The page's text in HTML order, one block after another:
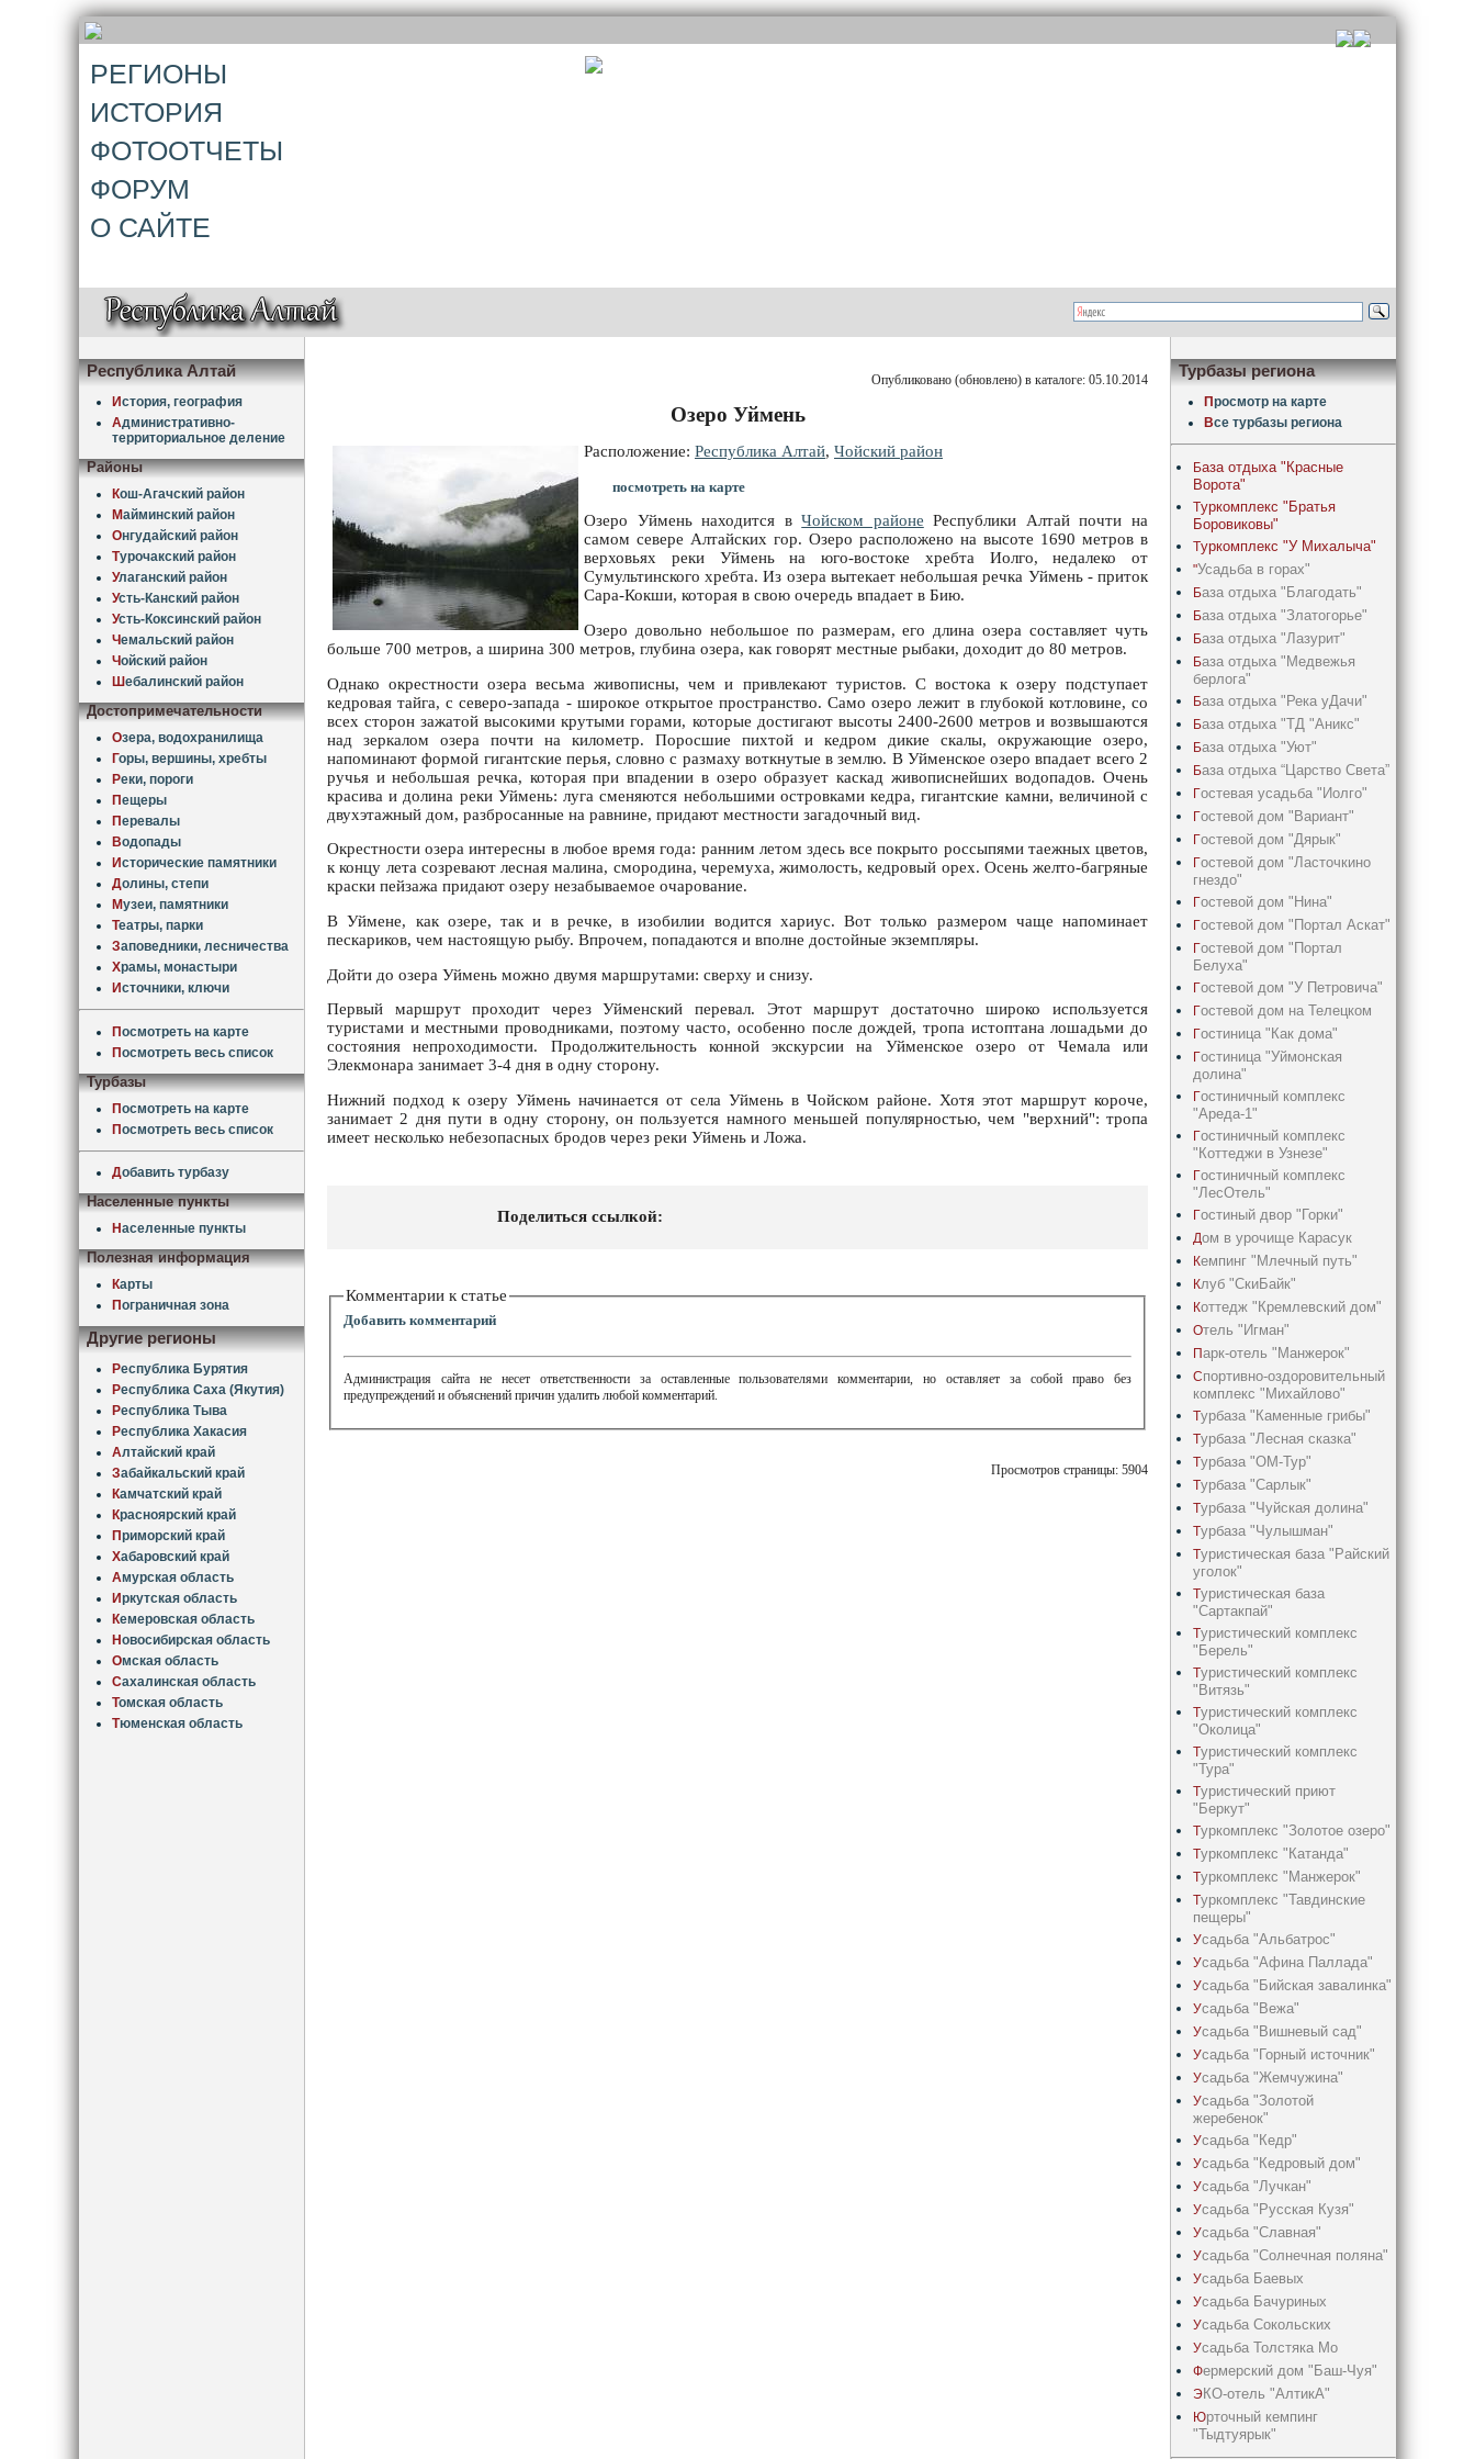
РЕГИОНЫ
ИСТОРИЯ
ФОТООТЧЕТЫ
ФОРУМ
О САЙТЕ
Республика Алтай
История, география
Административно-
территориальное деление
Районы
Кош-Агачский район
Майминский район
Онгудайский район
Турочакский район
Улаганский район
Усть-Канский район
Усть-Коксинский район
Чемальский район
Чойский район
Шебалинский район
Достопримечательности
Озера, водохранилища
Горы, вершины, хребты
Реки, пороги
Пещеры
Перевалы
Водопады
Исторические памятники
Долины, степи
Музеи, памятники
Театры, парки
Заповедники, лесничества
Храмы, монастыри
Источники, ключи
Посмотреть на карте
Посмотреть весь список
Турбазы
Посмотреть на карте
Посмотреть весь список
Добавить турбазу
Населенные пункты
Населенные пункты
Полезная информация
Карты
Пограничная зона
Другие регионы
Республика Бурятия
Республика Саха (Якутия)
Республика Тыва
Республика Хакасия
Алтайский край
Забайкальский край
Камчатский край
Красноярский край
Приморский край
Хабаровский край
Амурская область
Иркутская область
Кемеровская область
Новосибирская область
Омская область
Сахалинская область
Томская область
Тюменская область
Опубликовано (обновлено) в каталоге: 05.10.2014
Озеро Уймень
Расположение: Республика Алтай, Чойский район
посмотреть на карте
Озеро Уймень находится вЧойском районе Республики Алтай почти на
самом севере Алтайских гор. Озеро расположено на высоте 1690 метров в
верховьяx реки Уймень на юго-востоке хребта Иолго, недалеко от
Сумультинского хребта. Из озера вытекает небольшая речка Уймень - приток
Сара-Кокши, которая в свою очередь впадает в Бию.
Озеро довольно небольшое по размерам, его длина озера составляет чуть
больше 700 метров, а ширина 300 метров, глубина озера, как говорят местные рыбаки, доходит до 80 метров.
Однако окрестности озера весьма живописны, чем и привлекают туристов. С востока к озеру подступает
кедровая тайга, с северо-запада - широкое открытое пространство. Само озеро лежит в глубокой котловине, со
всех сторон зажатой высокими крутыми горами, которые достигают высоты 2400-2600 метров и возвышаются
над зеркалом озера почти на километр. Поросшие пихтой и кедром дикие скалы, окружающие озеро,
напоминают формой гигантские перья, словно с размаху воткнутые в землю. В Уйменское озеро впадает всего 2
ручья и небольшая речка, которая при впадении в озеро образует каскад живописнейших водопадов. Очень
красива и долина реки Уймень: луга сменяются небольшими островками кедра, гигантские камни, величиной с
двухэтажный дом, разбросанные на равнине, придают местности загадочный вид.
Окрестности озера интересны в любое время года: ранним летом здесь все покрыто россыпями таежных цветов,
к концу лета созревают лесная малина, смородина, черемуха, жимолость, кедровый орех. Осень желто-багряные
краски пейзажа придают озеру незабываемое очарование.
В Уймене, как озере, так и в речке, в изобилии водится хариус. Вот только размером чаще напоминает
пескариков, чем настоящую рыбу. Впрочем, попадаются и вполне достойные экземпляры.
Дойти до озера Уймень можно двумя маршрутами: сверху и снизу.
Первый маршрут проходит через Уйменский перевал. Этот маршрут достаточно широко используется
туристами и местными проводниками, поэтому часто, особенно после дождей, тропа истоптана лошадьми до
состояния непроходимости. Продолжительность конной экскурсии на Уйменское озеро от Чемала или
Элекмонара занимает 3-4 дня в одну сторону.
Нижний подход к озеру Уймень начинается от села Уймень в Чойском районе. Хотя этот маршрут короче,
занимает 2 дня пути в одну сторону, он пользуется намного меньшей популярностью, чем "верхний": тропа
имеет несколько небезопасных бродов через реки Уймень и Ложа.
Поделиться ссылкой:
Комментарии к статье
Добавить комментарий
Администрация сайта не несет ответственности за оставленные пользователями комментарии, но оставляет за собой право без
предупреждений и объяснений причин удалить любой комментарий.
Просмотров страницы: 5904
Турбазы региона
Просмотр на карте
Все турбазы региона
База отдыха "Красные
Ворота"
Туркомплекс "Братья
Боровиковы"
Туркомплекс "У Михалыча"
"Усадьба в горах"
База отдыха "Благодать"
База отдыха "Златогорье"
База отдыха "Лазурит"
База отдыха "Медвежья
берлога"
База отдыха "Река уДачи"
База отдыха "ТД "Аникс"
База отдыха "Уют"
База отдыха “Царство Света”
Гостевая усадьба "Иолго"
Гостевой дом "Вариант"
Гостевой дом "Дярык"
Гостевой дом "Ласточкино
гнездо"
Гостевой дом "Нина"
Гостевой дом "Портал Аскат"
Гостевой дом "Портал
Белуха"
Гостевой дом "У Петровича"
Гостевой дом на Телецком
Гостиница "Как дома"
Гостиница "Уймонская
долина"
Гостиничный комплекс
"Ареда-1"
Гостиничный комплекс
"Коттеджи в Узнезе"
Гостиничный комплекс
"ЛесОтель"
Гостиный двор "Горки"
Дом в урочище Карасук
Кемпинг "Млечный путь"
Клуб "СкиБайк"
Коттедж "Кремлевский дом"
Отель "Игман"
Парк-отель "Манжерок"
Спортивно-оздоровительный
комплекс "Михайлово"
Турбаза "Каменные грибы"
Турбаза "Лесная сказка"
Турбаза "ОМ-Тур"
Турбаза "Сарлык"
Турбаза "Чуйская долина"
Турбаза "Чулышман"
Туристическая база "Райский
уголок"
Туристическая база
"Сартакпай"
Туристический комплекс
"Берель"
Туристический комплекс
"Витязь"
Туристический комплекс
"Околица"
Туристический комплекс
"Тура"
Туристический приют
"Беркут"
Туркомплекс "Золотое озеро"
Туркомплекс "Катанда"
Туркомплекс "Манжерок"
Туркомплекс "Тавдинские
пещеры"
Усадьба "Альбатрос"
Усадьба "Афина Паллада"
Усадьба "Бийская завалинка"
Усадьба "Вежа"
Усадьба "Вишневый сад"
Усадьба "Горный источник"
Усадьба "Жемчужина"
Усадьба "Золотой
жеребенок"
Усадьба "Кедр"
Усадьба "Кедрoвый дом"
Усадьба "Лучкан"
Усадьба "Русская Кузя"
Усадьба "Славная"
Усадьба "Солнечная поляна"
Усадьба Баевых
Усадьба Бачуриных
Усадьба Сокольских
Усадьба Толстяка Мо
Фермерский дом "Баш-Чуя"
ЭКО-отель "АлтикА"
Юрточный кемпинг
"Тыдтуярык"